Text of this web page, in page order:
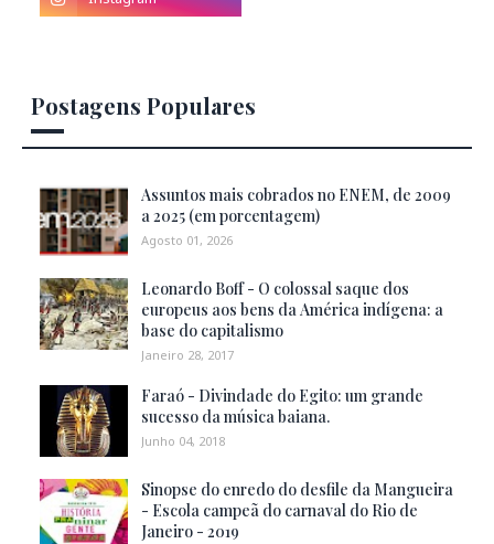
Postagens Populares
Assuntos mais cobrados no ENEM, de 2009
a 2025 (em porcentagem)
Agosto 01, 2026
Leonardo Boff - O colossal saque dos
europeus aos bens da América indígena: a
base do capitalismo
Janeiro 28, 2017
Faraó - Divindade do Egito: um grande
sucesso da música baiana.
Junho 04, 2018
Sinopse do enredo do desfile da Mangueira
- Escola campeã do carnaval do Rio de
Janeiro - 2019